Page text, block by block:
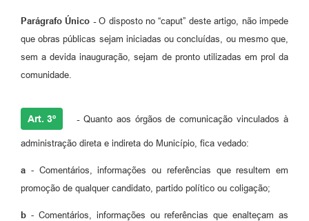
Parágrafo Único -O disposto no “caput” deste artigo, não impede
que obras públicas sejam iniciadas ou concluídas, ou mesmo que,
sem a devida inauguração, sejam de pronto utilizadas em prol da
comunidade.
Art. 3º - Quanto aos órgãos de comunicação vinculados à
administração direta e indireta do Município, fica vedado:
a - Comentários, informações ou referências que resultem em
promoção de qualquer candidato, partido político ou coligação;
b - Comentários, informações ou referências que enalteçam as